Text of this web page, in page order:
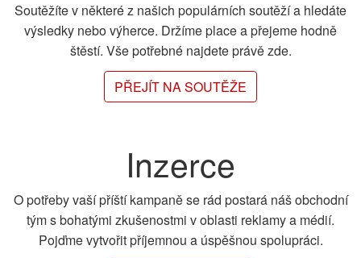
Soutěžíte v některé z našich populárních soutěží a hledáte
výsledky nebo výherce. Držíme place a přejeme hodně
štěstí. Vše potřebné najdete právě zde.
PŘEJÍT NA SOUTĚŽE
Inzerce
O potřeby vaší příští kampaně se rád postará náš obchodní
tým s bohatými zkušenostmi v oblasti reklamy a médií.
Pojďme vytvořit příjemnou a úspěšnou spolupráci.